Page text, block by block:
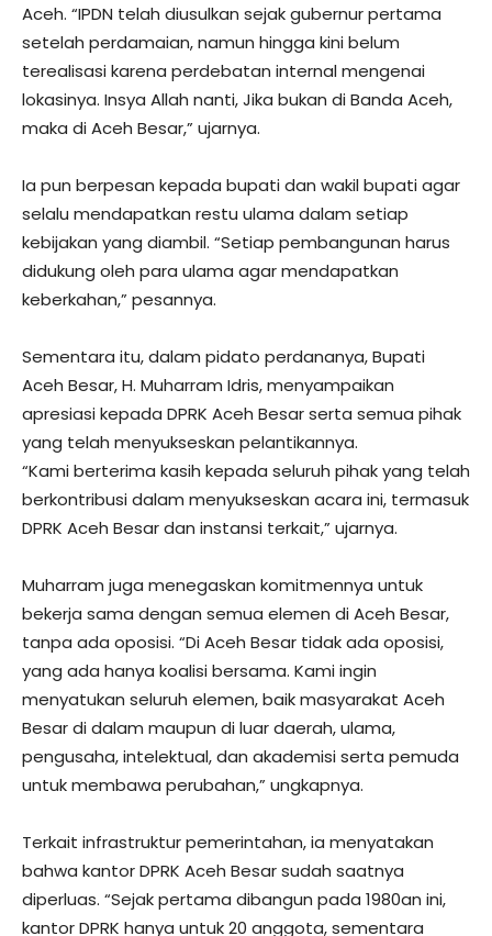
Aceh. “IPDN telah diusulkan sejak gubernur pertama
setelah perdamaian, namun hingga kini belum
terealisasi karena perdebatan internal mengenai
lokasinya. Insya Allah nanti, Jika bukan di Banda Aceh,
maka di Aceh Besar,” ujarnya.
Ia pun berpesan kepada bupati dan wakil bupati agar
selalu mendapatkan restu ulama dalam setiap
kebijakan yang diambil. “Setiap pembangunan harus
didukung oleh para ulama agar mendapatkan
keberkahan,” pesannya.
Sementara itu, dalam pidato perdananya, Bupati
Aceh Besar, H. Muharram Idris, menyampaikan
apresiasi kepada DPRK Aceh Besar serta semua pihak
yang telah menyukseskan pelantikannya.
“Kami berterima kasih kepada seluruh pihak yang telah
berkontribusi dalam menyukseskan acara ini, termasuk
DPRK Aceh Besar dan instansi terkait,” ujarnya.
Muharram juga menegaskan komitmennya untuk
bekerja sama dengan semua elemen di Aceh Besar,
tanpa ada oposisi. “Di Aceh Besar tidak ada oposisi,
yang ada hanya koalisi bersama. Kami ingin
menyatukan seluruh elemen, baik masyarakat Aceh
Besar di dalam maupun di luar daerah, ulama,
pengusaha, intelektual, dan akademisi serta pemuda
untuk membawa perubahan,” ungkapnya.
Terkait infrastruktur pemerintahan, ia menyatakan
bahwa kantor DPRK Aceh Besar sudah saatnya
diperluas. “Sejak pertama dibangun pada 1980an ini,
kantor DPRK hanya untuk 20 anggota, sementara